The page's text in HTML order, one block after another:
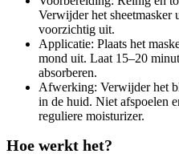
Verwijder het sheetmasker
voorzichtig uit.
Applicatie: Plaats het
mond uit. Laat 15–20
absorberen.
Afwerking: Verwijder het
in de huid. Niet afspoelen
reguliere moisturizer.
Hoe werkt het?